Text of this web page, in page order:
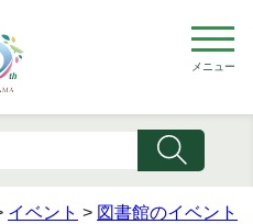
メニュー
イベント > 図書館のイベント